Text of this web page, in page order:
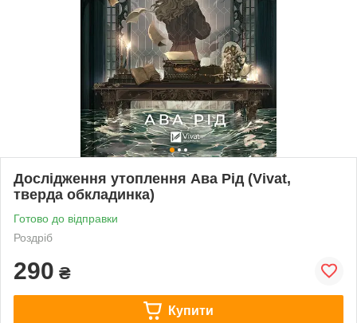
Дослідження утоплення Ава Рід (Vivat,
тверда обкладинка)
Готово до відправки
Роздріб
290 ₴
Купити